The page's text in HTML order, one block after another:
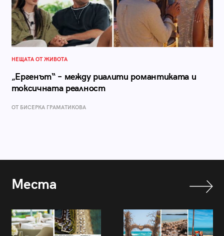
НЕЩАТА ОТ ЖИВОТА
„Ергенът“ – между риалити романтиката и
токсичната реалност
ОТ БИСЕРКА ГРАМАТИКОВА
Места